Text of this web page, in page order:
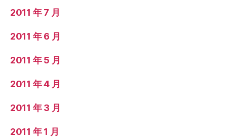
2011 年 7 月
2011 年 6 月
2011 年 5 月
2011 年 4 月
2011 年 3 月
2011 年 1 月